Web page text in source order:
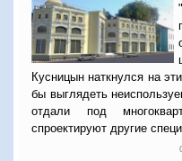
Кусницын наткнулся на
бы выглядеть
отдали под
спроектируют другие